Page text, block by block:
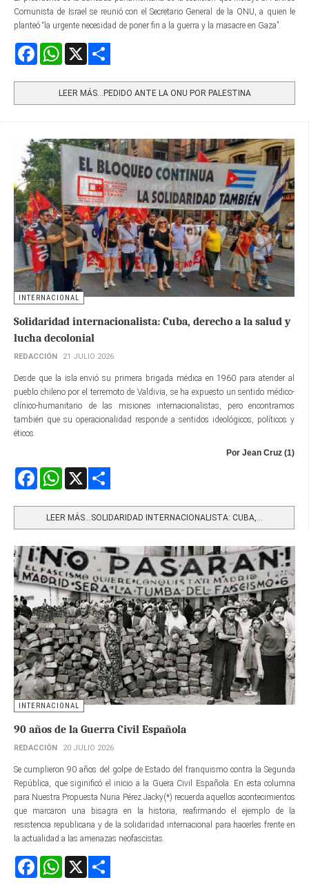
Comunista de Israel se reunió con el Secretario General de la ONU, a quien le
planteó “la urgente necesidad de poner fin a la guerra y la masacre en Gaza”.
FacebookWhatsApp
LEER MÁS…PEDIDO ANTE LA ONU POR PALESTINA
INTERNACIONAL
Solidaridad internacionalista: Cuba, derecho a la salud y
lucha decolonial
REDACCIÓN 21 JULIO 2026
Desde que la isla envió su primera brigada médica en 1960 para atender al
pueblo chileno por el terremoto de Valdivia, se ha expuesto un sentido médico-
clínico-humanitario de las misiones internacionalistas, pero encontramos
también que su operacionalidad responde a sentidos ideológicos, políticos y
éticos.
Por Jean Cruz (1)
FacebookWhatsApp
LEER MÁS…SOLIDARIDAD INTERNACIONALISTA: CUBA,...
INTERNACIONAL
90 años de la Guerra Civil Española
REDACCIÓN 20 JULIO 2026
Se cumplieron 90 años del golpe de Estado del franquismo contra la Segunda
República, que siginificó el inicio a la Guera Civil Española. En esta columna
para Nuestra Propuesta Nuria Pérez Jacky(*) recuerda aquellos acontecimientos
que marcaron una bisagra en la historia, reafirmando el ejemplo de la
resistencia republicana y de la solidaridad internacional para hacerles frente en
la actualidad a las amenazas neofascistas.
FacebookWhatsApp